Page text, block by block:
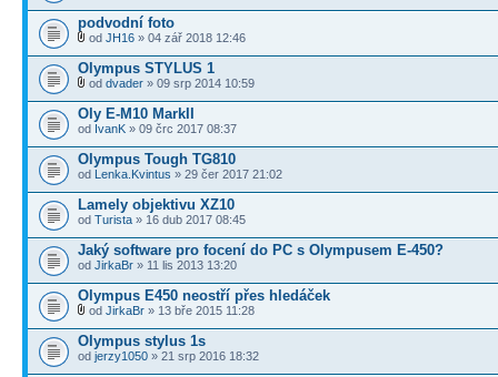
podvodní foto
od JH16 » 04 zář 2018 12:46
Olympus STYLUS 1
od dvader » 09 srp 2014 10:59
Oly E-M10 MarkII
od IvanK » 09 črc 2017 08:37
Olympus Tough TG810
od Lenka.Kvintus » 29 čer 2017 21:02
Lamely objektivu XZ10
od Turista » 16 dub 2017 08:45
Jaký software pro focení do PC s Olympusem E-450?
od JirkaBr » 11 lis 2013 13:20
Olympus E450 neostří přes hledáček
od JirkaBr » 13 bře 2015 11:28
Olympus stylus 1s
od jerzy1050 » 21 srp 2016 18:32